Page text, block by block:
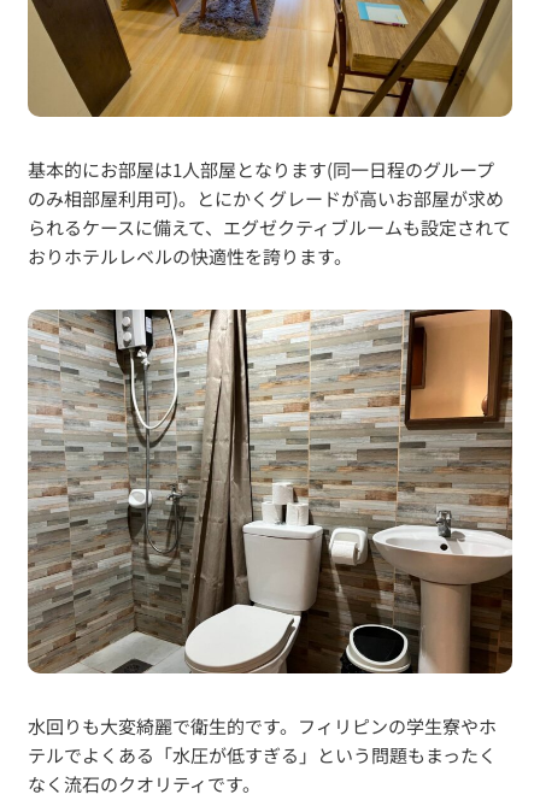
基本的にお部屋は1人部屋となります(同一日程のグループ
のみ相部屋利用可)。とにかくグレードが高いお部屋が求め
られるケースに備えて、エグゼクティブルームも設定されて
おりホテルレベルの快適性を誇ります。
水回りも大変綺麗で衛生的です。フィリピンの学生寮やホ
テルでよくある「水圧が低すぎる」という問題もまったく
なく流石のクオリティです。